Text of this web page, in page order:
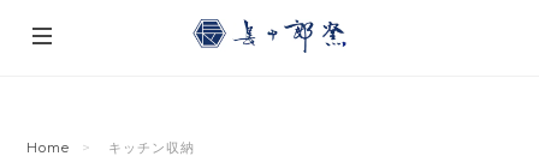
Home キッチン収納